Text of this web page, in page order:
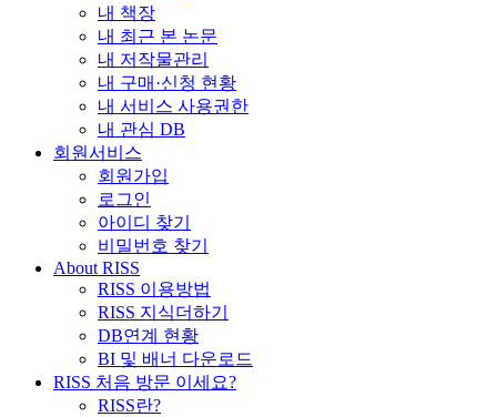
내 책장
내 최근 본 논문
내 저작물관리
내 구매·신청 현황
내 서비스 사용권한
내 관심 DB
회원서비스
회원가입
로그인
아이디 찾기
비밀번호 찾기
About RISS
RISS 이용방법
RISS 지식더하기
DB연계 현황
BI 및 배너 다운로드
RISS 처음 방문 이세요?
RISS란?